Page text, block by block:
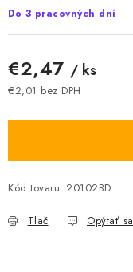
Do 3 pracovných dní
€2,47 / ks
€2,01 bez DPH
Kód tovaru: 20102BD
Tlač Opýtať sa